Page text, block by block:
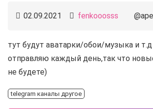
02.09.2021 fenkooosss
тут будут аватарки/обои/музыка и т.д
отправляю каждый день,так что
не будете)
telegram каналы другое